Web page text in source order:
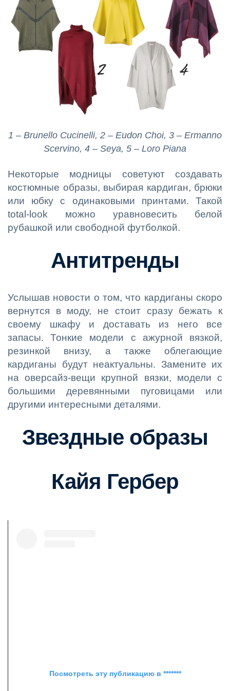
1 – Brunello Cucinelli, 2 – Eudon Choi, 3 – Ermanno
Scervino, 4 – Seya, 5 – Loro Piana
Некоторые модницы советуют создавать
костюмные образы, выбирая кардиган, брюки
или юбку с одинаковыми принтами. Такой
total-look можно уравновесить белой
рубашкой или свободной футболкой.
Антитренды
Услышав новости о том, что кардиганы скоро
вернутся в моду, не стоит сразу бежать к
своему шкафу и доставать из него все
запасы. Тонкие модели с ажурной вязкой,
резинкой внизу, а также облегающие
кардиганы будут неактуальны. Замените их
на оверсайз-вещи крупной вязки, модели с
большими деревянными пуговицами или
другими интересными деталями.
Звездные образы
Кайя Гербер
Посмотреть эту публикацию в *******